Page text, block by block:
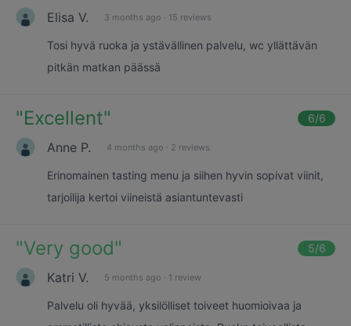
Elisa V. 3 months ago · 15 reviews
Tosi hyvä ruoka ja ystävällinen palvelu, wc yllättävän
pitkän matkan päässä
"Excellent" 6/6
Anne P. 4 months ago · 2 reviews
Erinomainen tasting menu ja siihen hyvin sopivat viinit,
tarjoilija kertoi viineistä asiantuntevasti
"Very good" 5/6
Katri V. 5 months ago · 1 review
Palvelu oli hyvää, yksilölliset toiveet huomioivaa ja